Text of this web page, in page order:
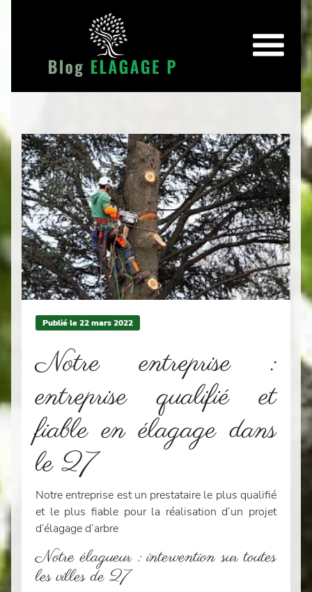
Publié le22mars 2022
Notre entreprise :
entreprise qualifié et
fiable en élagage dans
le 27
Notre entreprise est un prestataire le plus qualifié
et le plus fiable pour la réalisation d’un projet
d’élagage d’arbre
Notre élagueur : intervention sur toutes
les villes de 27